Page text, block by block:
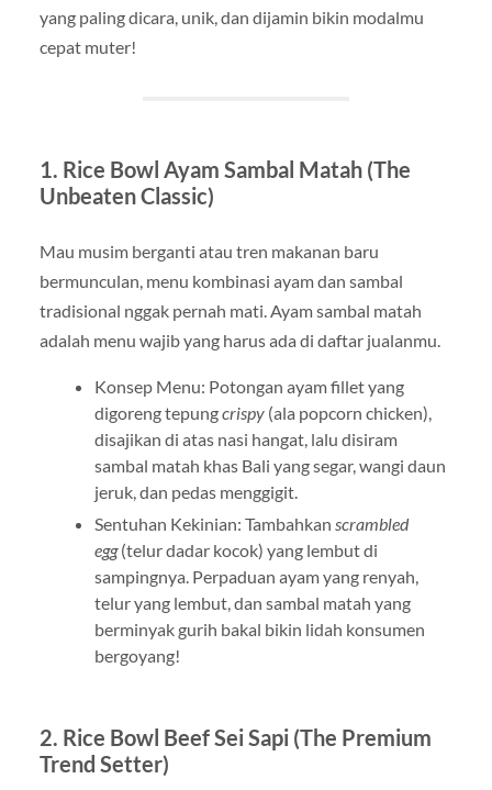
yang paling dicara, unik, dan dijamin bikin modalmu
cepat muter!
1. Rice Bowl Ayam Sambal Matah (The
Unbeaten Classic)
Mau musim berganti atau tren makanan baru
bermunculan, menu kombinasi ayam dan sambal
tradisional nggak pernah mati. Ayam sambal matah
adalah menu wajib yang harus ada di daftar jualanmu.
Konsep Menu: Potongan ayam fillet yang
digoreng tepungcrispy(ala popcorn chicken),
disajikan di atas nasi hangat, lalu disiram
sambal matah khas Bali yang segar, wangi daun
jeruk, dan pedas menggigit.
Sentuhan Kekinian: Tambahkan scrambled
egg(telur dadar kocok) yang lembut di
sampingnya. Perpaduan ayam yang renyah,
telur yang lembut, dan sambal matah yang
berminyak gurih bakal bikin lidah konsumen
bergoyang!
2. Rice Bowl Beef Sei Sapi (The Premium
Trend Setter)